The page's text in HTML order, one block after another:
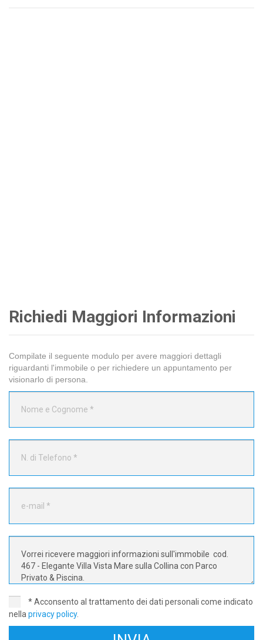
Richiedi Maggiori Informazioni
Compilate il seguente modulo per avere maggiori dettagli
riguardanti l'immobile o per richiedere un appuntamento per
visionarlo di persona.
* Acconsento al trattamento dei dati personali come indicato
nellaprivacy policy.